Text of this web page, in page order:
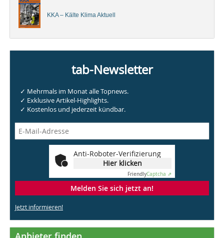
KKA – Kälte Klima Aktuell
tab-Newsletter
✓ Mehrmals im Monat alle Topnews.
✓ Exklusive Artikel-Highlights.
✓ Kostenlos und jederzeit kündbar.
Anti-Roboter-Verifizierung
Hier klicken
FriendlyCaptcha ⇗
Melden Sie sich jetzt an!
Jetzt informieren!